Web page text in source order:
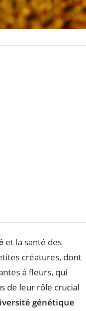
et la santé des
créatures, dont
à fleurs, qui
de leur rôle crucial
génétique